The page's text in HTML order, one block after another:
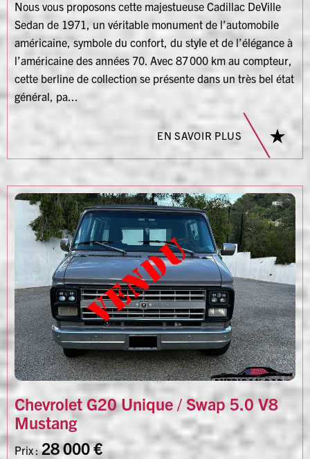
Nous vous proposons cette majestueuse Cadillac DeVille
Sedan de 1971, un véritable monument de l’automobile
américaine, symbole du confort, du style et de l’élégance à
l’américaine des années 70. Avec 87 000 km au compteur,
cette berline de collection se présente dans un très bel état
général, pa...
EN SAVOIR PLUS
Chevrolet G20 Unique / Swap 5.0 V8
Mustang
Prix :28 000 €